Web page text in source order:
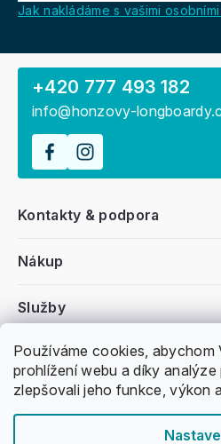
Používáme cookies, abychom
prohlížení webu a díky
zlepšovali jeho funkce, výkon
Jak nakládáme s vašimi osobními
Všeobecné informace
Nákup
Kontakty & podpora
Služby
+420 777 493 182
info@honzovy-